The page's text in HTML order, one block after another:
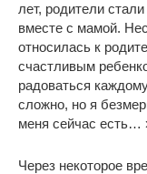
лет, родители
вместе с мамой.
относилась к
счастливым
радоваться
сложно, но я
меня сейчас есть…
Через некоторое